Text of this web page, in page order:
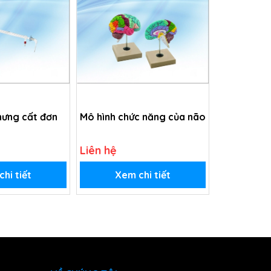
cất đơn
tiết
Mô hình chức năng của não
Liên hệ
Xem chi tiết